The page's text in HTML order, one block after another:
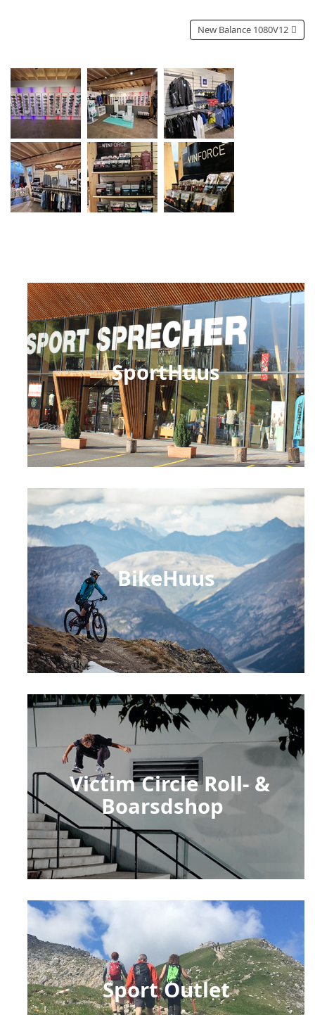
New Balance 1080V12
SportHuus
BikeHuus
Victim Circle Roll- &
Boarsdshop
Sport Outlet